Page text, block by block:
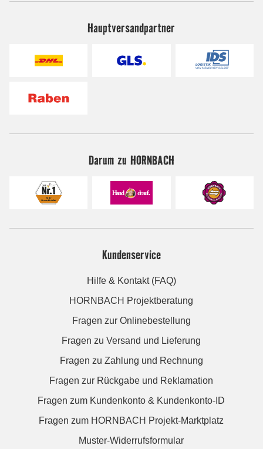
Hauptversandpartner
Darum zu HORNBACH
Kundenservice
Hilfe & Kontakt (FAQ)
HORNBACH Projektberatung
Fragen zur Onlinebestellung
Fragen zu Versand und Lieferung
Fragen zu Zahlung und Rechnung
Fragen zur Rückgabe und Reklamation
Fragen zum Kundenkonto & Kundenkonto-ID
Fragen zum HORNBACH Projekt-Marktplatz
Muster-Widerrufsformular